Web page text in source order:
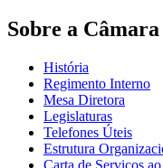
Sobre a Câmara
História
Regimento Interno
Mesa Diretora
Legislaturas
Telefones Úteis
Estrutura